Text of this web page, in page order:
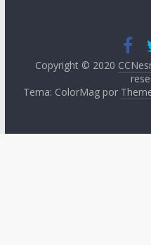
Copyright © 2020
Tema: ColorMag por